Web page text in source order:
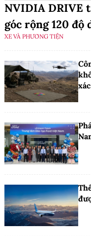
NVIDIA DRIVE
góc rộng 120
XE VÀ PHƯƠNG TIỆN